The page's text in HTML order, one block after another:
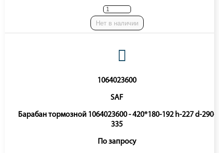
Нет в наличии
1064023600
SAF
Барабан тормозной 1064023600 - 420*180-192 h-227 d-290-
335
По запросу